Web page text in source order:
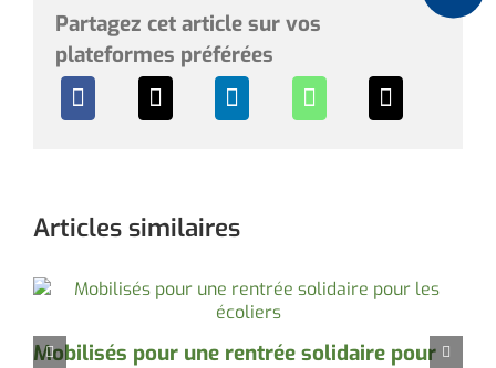
Partagez cet article sur vos
plateformes préférées
Articles similaires
Mobilisés pour une rentrée solidaire pour